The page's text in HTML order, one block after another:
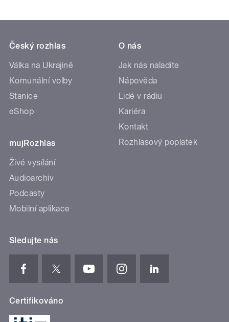
Český rozhlas
Válka na Ukrajině
Komunální volby
Stanice
eShop
mujRozhlas
Živé vysílání
Audioarchiv
Podcasty
Mobilní aplikace
O nás
Jak nás naladíte
Nápověda
Lidé v rádiu
Kariéra
Kontakt
Rozhlasový poplatek
Sledujte nás
Certifikováno